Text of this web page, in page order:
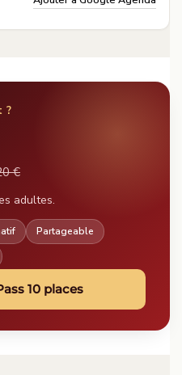
?
€
adultes.
Partageable
10 places